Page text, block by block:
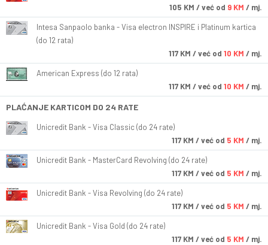
105 KM / već od 9 KM / mj.
Intesa Sanpaolo banka - Visa electron INSPIRE i Platinum kartica
(do 12 rata)
117 KM / već od 10 KM / mj.
American Express (do 12 rata)
117 KM / već od 10 KM / mj.
PLAĆANJE KARTICOM DO 24 RATE
Unicredit Bank - Visa Classic (do 24 rate)
117 KM / već od 5 KM / mj.
Unicredit Bank - MasterCard Revolving (do 24 rate)
117 KM / već od 5 KM / mj.
Unicredit Bank - Visa Revolving (do 24 rate)
117 KM / već od 5 KM / mj.
Unicredit Bank - Visa Gold (do 24 rate)
117 KM / već od 5 KM / mj.